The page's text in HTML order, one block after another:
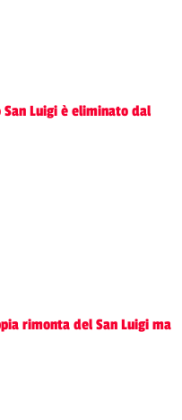
San Luigi è eliminato dal
rimonta del San Luigi ma